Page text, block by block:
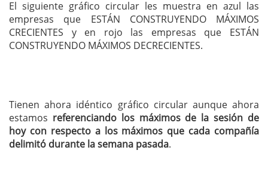
El siguiente gráfico circular les muestra en azul las
empresas que ESTÁN CONSTRUYENDO MÁXIMOS
CRECIENTES y en rojo las empresas que ESTÁN
CONSTRUYENDO MÁXIMOS DECRECIENTES.
Tienen ahora idéntico gráfico circular aunque ahora
estamos referenciando los máximos de la sesión de
hoy con respecto a los máximos que cada compañía
delimitó durante la semana pasada.